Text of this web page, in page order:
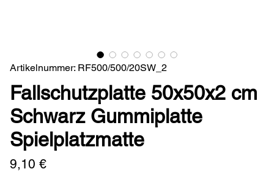
Artikelnummer: RF500/500/20SW_2
Fallschutzplatte 50x50x2 cm
Schwarz Gummiplatte
Spielplatzmatte
9,10 €Preis